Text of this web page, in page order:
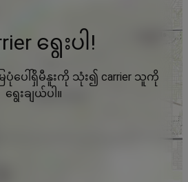
ရွေးပါ!
ပုံပေါ်ရှိမီနူးကို သုံး၍ carrier သူကို
ရွေးချယ်ပါ။